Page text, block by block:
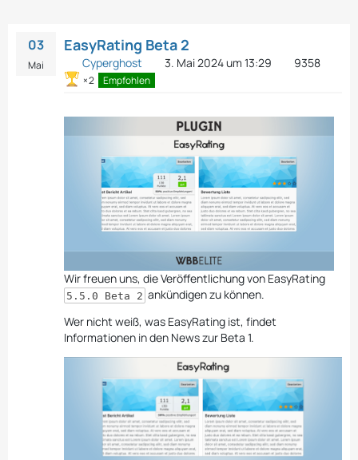
03
Mai
EasyRating Beta 2
Cyperghost 3. Mai 2024 um 13:29 9358
2 Empfohlen
Wir freuen uns, die Veröffentlichung von EasyRating
5.5.0 Beta 2 ankündigen zu können.
Wer nicht weiß, was EasyRating ist, findet
Informationen in den News zur Beta 1.